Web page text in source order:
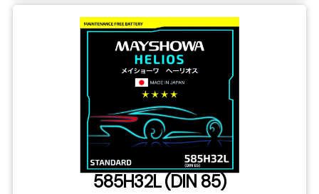
585H32L (DIN 85)